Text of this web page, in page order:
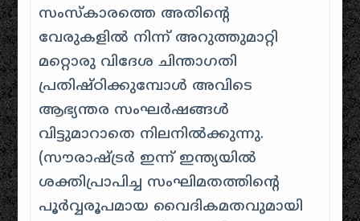
സംസ്‌കാരത്തെ അതിന്റെ
വേരുകളിൽ നിന്ന് അറുത്തുമാറ്റി
മറ്റൊരു വിദേശ ചിന്താഗതി
പ്രതിഷ്ഠിക്കുമ്പോൾ അവിടെ
ആഭ്യന്തര സംഘർഷങ്ങൾ
വിട്ടുമാറാതെ നിലനിൽക്കുന്നു.
(സൗരാഷ്ട്രർ ഇന്ന് ഇന്ത്യയിൽ
ശക്തിപ്രാപിച്ച സംഘിമതത്തിന്റെ
പൂർവ്വരൂപമായ വൈദികമതവുമായി